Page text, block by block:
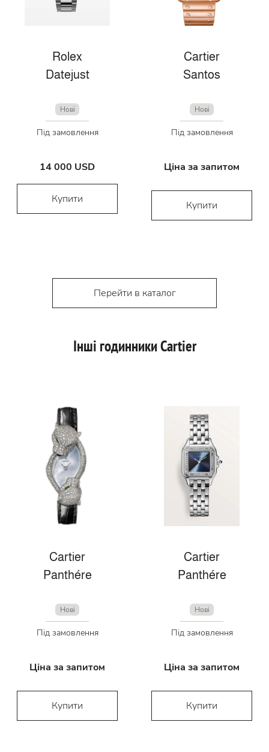
Rolex
Datejust
Нові
Під замовлення
14 000 USD
Купити
Cartier
Santos
Нові
Під замовлення
Ціна за запитом
Купити
Перейти в каталог
Інші годинники Cartier
Cartier
Panthére
Нові
Під замовлення
Ціна за запитом
Купити
Cartier
Panthére
Нові
Під замовлення
Ціна за запитом
Купити